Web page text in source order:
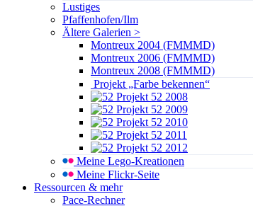
Lustiges
Pfaffenhofen/Ilm
Ältere Galerien >
Montreux 2004 (FMMMD)
Montreux 2006 (FMMMD)
Montreux 2008 (FMMMD)
Projekt „Farbe bekennen“
Projekt 52 2008
Projekt 52 2009
Projekt 52 2010
Projekt 52 2011
Projekt 52 2012
Meine Lego-Kreationen
Meine Flickr-Seite
Ressourcen & mehr
Pace-Rechner